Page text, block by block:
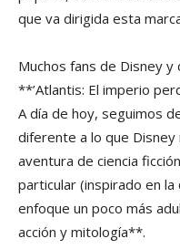
que va dirigida esta
Muchos fans de Disney y
**’Atlantis: El imperio
A día de hoy, seguimos
diferente a lo que
aventura de ciencia
particular (inspirado en
enfoque un poco más
acción y mitología**.